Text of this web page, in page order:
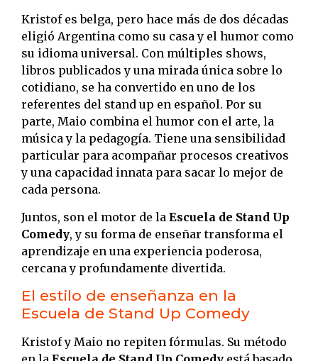
Kristof es belga, pero hace más de dos décadas
eligió Argentina como su casa y el humor como
su idioma universal. Con múltiples shows,
libros publicados y una mirada única sobre lo
cotidiano, se ha convertido en uno de los
referentes del stand up en español. Por su
parte, Maio combina el humor con el arte, la
música y la pedagogía. Tiene una sensibilidad
particular para acompañar procesos creativos
y una capacidad innata para sacar lo mejor de
cada persona.
Juntos, son el motor de la Escuela de Stand Up
Comedy, y su forma de enseñar transforma el
aprendizaje en una experiencia poderosa,
cercana y profundamente divertida.
El estilo de enseñanza en la
Escuela de Stand Up Comedy
Kristof y Maio no repiten fórmulas. Su método